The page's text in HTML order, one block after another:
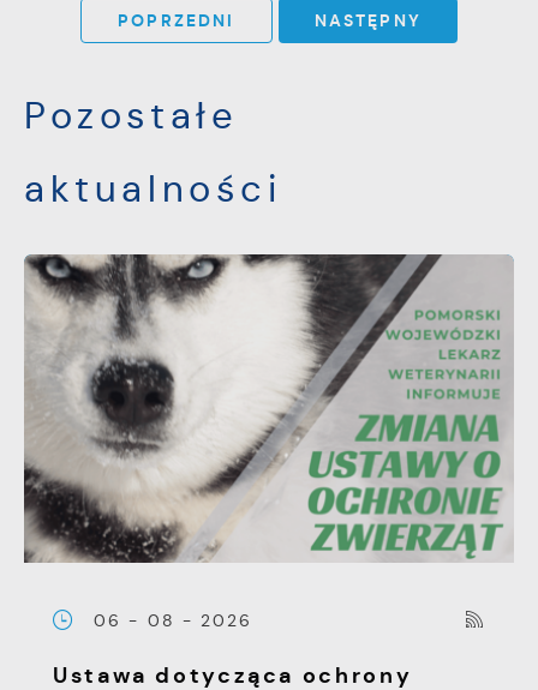
POPRZEDNI NASTĘPNY
Pozostałe
aktualności
06 - 08 - 2026
Ustawa dotycząca ochrony